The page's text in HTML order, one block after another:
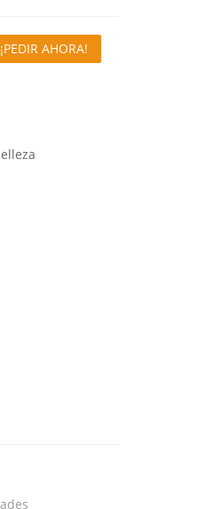
¡PEDIR AHORA!